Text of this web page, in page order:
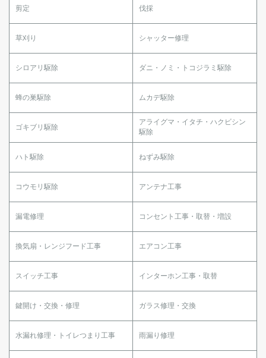
剪定 伐採
草刈り シャッター修理
シロアリ駆除 ダニ・ノミ・トコジラミ駆除
蜂の巣駆除 ムカデ駆除
ゴキブリ駆除
アライグマ・イタチ・ハクビシン
駆除
ハト駆除 ねずみ駆除
コウモリ駆除 アンテナ工事
漏電修理 コンセント工事・取替・増設
換気扇・レンジフード工事 エアコン工事
スイッチ工事 インターホン工事・取替
鍵開け・交換・修理 ガラス修理・交換
水漏れ修理・トイレつまり工事 雨漏り修理